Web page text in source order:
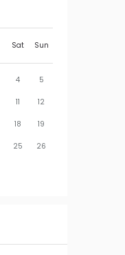
Sat Sun
4 5
11 12
18 19
25 26